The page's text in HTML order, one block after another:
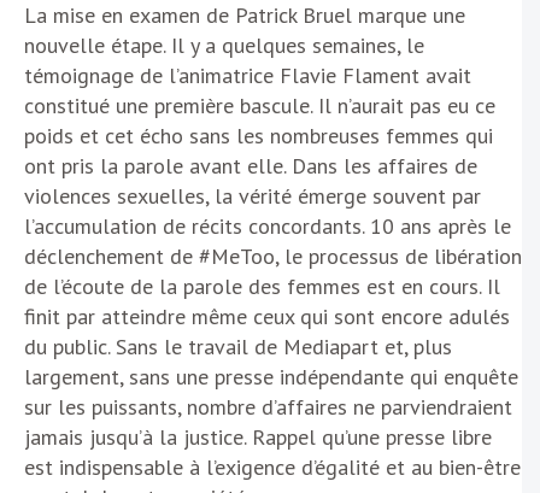
La mise en examen de Patrick Bruel marque une
nouvelle étape. Il y a quelques semaines, le
témoignage de l’animatrice Flavie Flament avait
constitué une première bascule. Il n’aurait pas eu ce
poids et cet écho sans les nombreuses femmes qui
ont pris la parole avant elle. Dans les affaires de
violences sexuelles, la vérité émerge souvent par
l’accumulation de récits concordants. 10 ans après le
déclenchement de #MeToo, le processus de libération
de l’écoute de la parole des femmes est en cours. Il
finit par atteindre même ceux qui sont encore adulés
du public. Sans le travail de Mediapart et, plus
largement, sans une presse indépendante qui enquête
sur les puissants, nombre d’affaires ne parviendraient
jamais jusqu’à la justice. Rappel qu’une presse libre
est indispensable à l’exigence d’égalité et au bien-être